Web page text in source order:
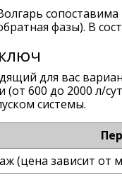
фазы). В
для вас
(от 600 до 2000 л/
системы.
(цена зависит от